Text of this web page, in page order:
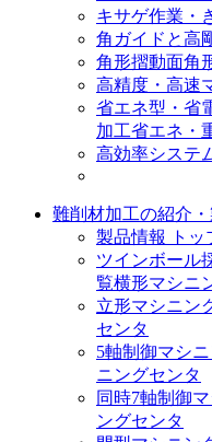
キサゲ作業・
角ガイドと高
角形摺動面角
高精度・高速
省エネ型・省
加工省エネ・
高効率システ
難削材加工の紹介
製品情報 トッ
ツインボール
覧横形マシニ
立形マシニン
センタ
5軸制御マシ
ニングセンタ
同時7軸制御
ングセンタ